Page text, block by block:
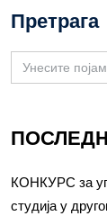
Претрага
Search
for:
КОНКУРС за
студија у